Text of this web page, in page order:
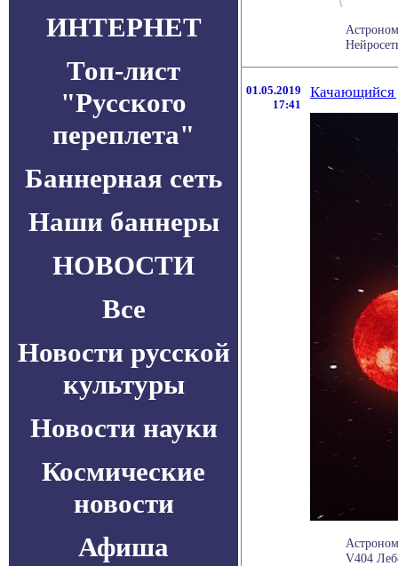
ИНТЕРНЕТ
Топ-лист
"Русского
переплета"
Баннерная сеть
Наши баннеры
НОВОСТИ
Все
Новости русской
культуры
Новости науки
Космические
новости
Афиша
01.05.2019
17:41
Качающийся
V404